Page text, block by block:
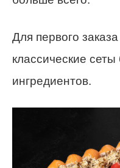
Для первого
классические
ингредиентов.